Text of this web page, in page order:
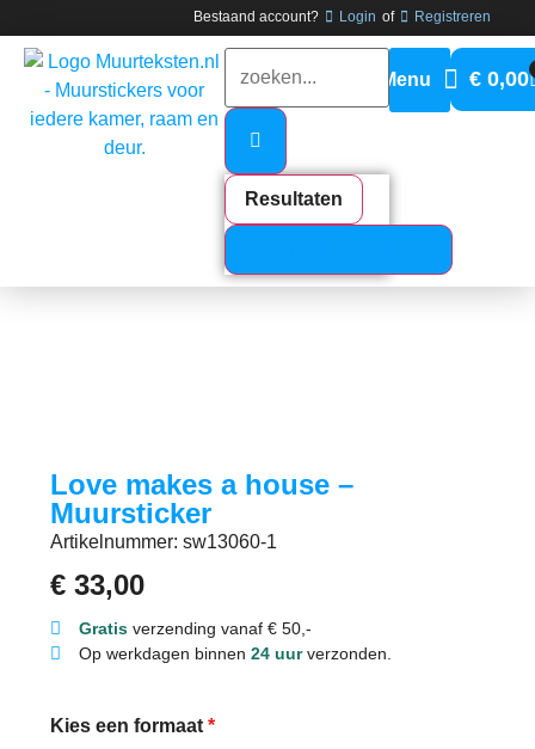
Bestaand account? Login of Registreren
Resultaten
€0,00
Love makes a house –
Muursticker
Artikelnummer: sw13060-1
€ 33,00
Gratisverzending vanaf € 50,-
Op werkdagen binnen 24 uurverzonden.
Kies een formaat *